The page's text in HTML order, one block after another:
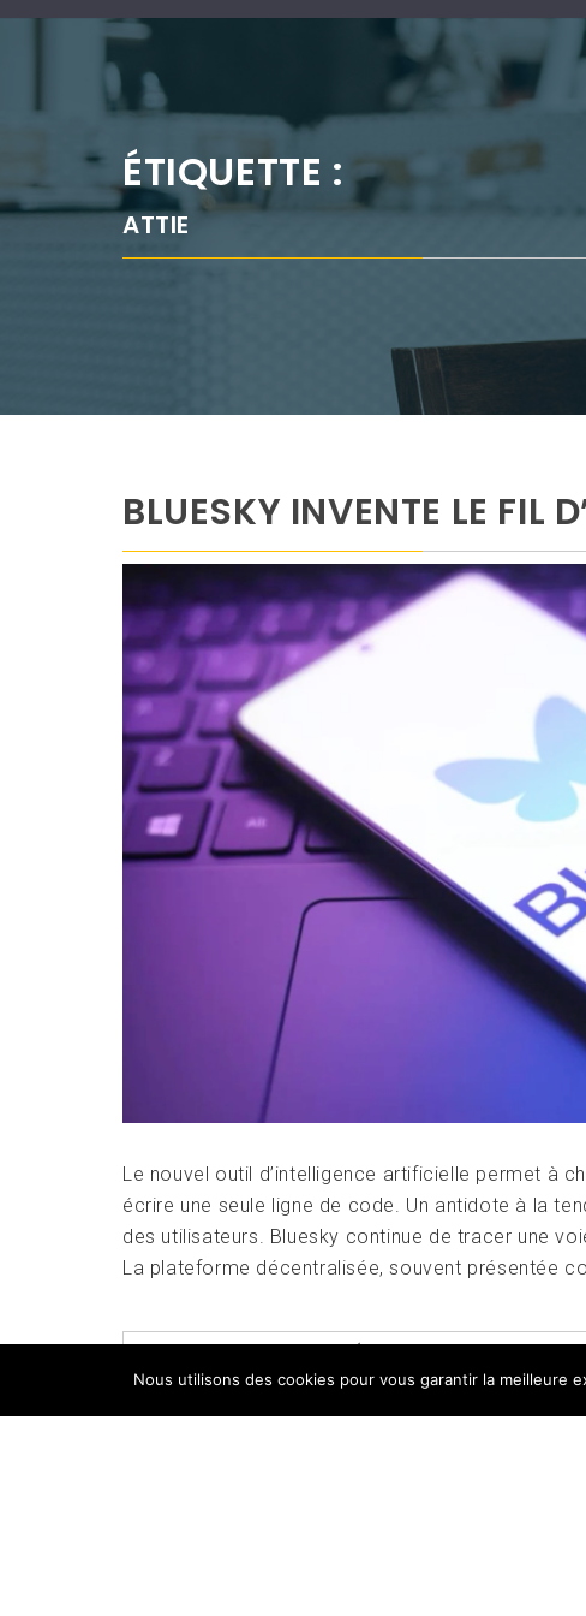
ÉTIQUETTE :
ATTIE
BLUESKY INVENTE LE FIL
Le nouvel outil d’intelligence artificielle permet à
écrire une seule ligne de code. Un antidote à la
des utilisateurs. Bluesky continue de tracer une
La plateforme décentralisée, souvent présentée
POSTED INAPPLIS,GÉANTS DU WEB,
PROTOCOL,ATTIE,BLUESKY,CLAUDE,CODE,FIL,IA ,X
Nous utilisons des cookies pour vous garantir la